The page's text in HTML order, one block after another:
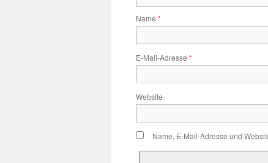
Name *
E-Mail-Adresse *
Website
Name, E-Mail-Adresse und